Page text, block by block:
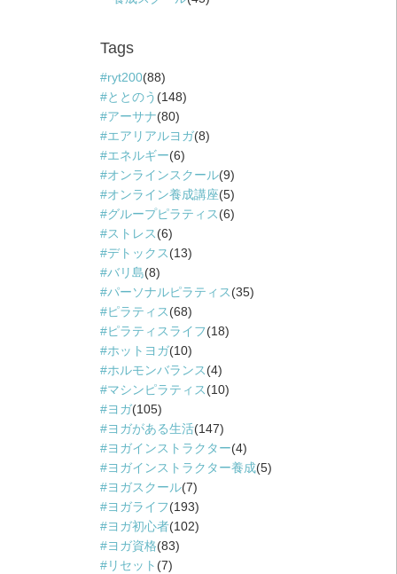
Tags
ryt200(88)
ととのう (148)
アーサナ(80)
エアリアルヨガ(8)
エネルギー(6)
オンラインスクール(9)
オンライン養成講座(5)
グループピラティス(6)
ストレス(6)
デトックス(13)
バリ島(8)
パーソナルピラティス(35)
ピラティス(68)
ピラティスライフ(18)
ホットヨガ(10)
ホルモンバランス(4)
マシンピラティス(10)
ヨガ(105)
ヨガがある生活(147)
ヨガインストラクター(4)
ヨガインストラクター養成(5)
ヨガスクール(7)
ヨガライフ(193)
ヨガ初心者(102)
ヨガ資格(83)
リセット (7)